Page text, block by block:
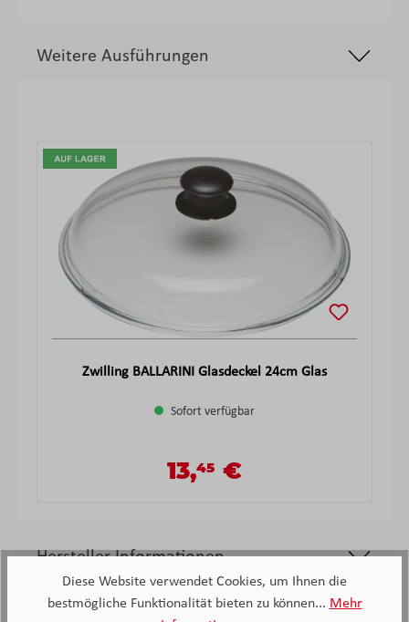
Weitere Ausführungen
Zwilling BALLARINI Glasdeckel 24cm Glas
Sofort verfügbar
Regulärer Preis:
Verkaufspreis:
13,45 €
Hersteller Informationen
Diese Website verwendet Cookies, um Ihnen die
bestmögliche Funktionalität bieten zu können... Mehr